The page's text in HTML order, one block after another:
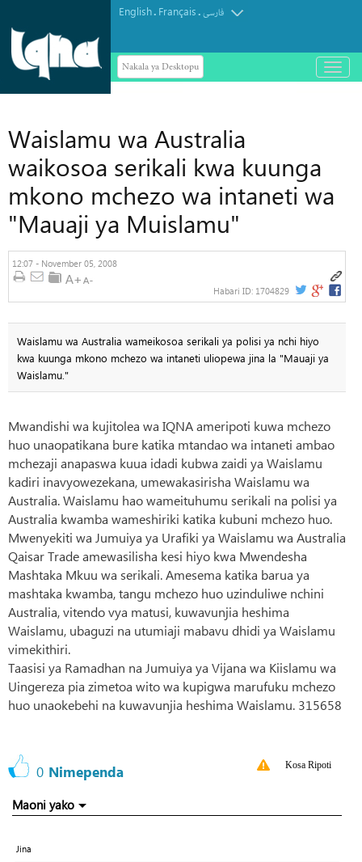
English. Français.فارسی
Nakala ya Desktopu
باز
و
Waislamu wa Australia
waikosoa serikali kwa kuunga
mkono mchezo wa intaneti wa
"Mauaji ya Muislamu"
12:07 - November 05, 2008
Habari ID: 1704829
Waislamu wa Australia wameikosoa serikali ya polisi ya nchi hiyo
kwa kuunga mkono mchezo wa intaneti uliopewa jina la "Mauaji ya
Waislamu."
Mwandishi wa kujitolea wa IQNA ameripoti kuwa mchezo
huo unaopatikana bure katika mtandao wa intaneti ambao
mchezaji anapaswa kuua idadi kubwa zaidi ya Waislamu
kadiri inavyowezekana, umewakasirisha Waislamu wa
Australia. Waislamu hao wameituhumu serikali na polisi ya
Australia kwamba wameshiriki katika kubuni mchezo huo.
Mwenyekiti wa Jumuiya ya Urafiki ya Waislamu wa Australia
Qaisar Trade amewasilisha kesi hiyo kwa Mwendesha
Mashtaka Mkuu wa serikali. Amesema katika barua ya
mashtaka kwamba, tangu mchezo huo uzinduliwe nchini
Australia, vitendo vya matusi, kuwavunjia heshima
Waislamu, ubaguzi na utumiaji mabavu dhidi ya Waislamu
vimekithiri.
Taasisi ya Ramadhan na Jumuiya ya Vijana wa Kiislamu wa
Uingereza pia zimetoa wito wa kupigwa marufuku mchezo
huo unaokebehi na kuwavunjia heshima Waislamu. 315658
0 Nimependa Kosa Ripoti
Maoni yako
Jina